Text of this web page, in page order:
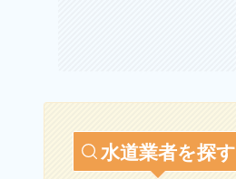
水道業者を探す